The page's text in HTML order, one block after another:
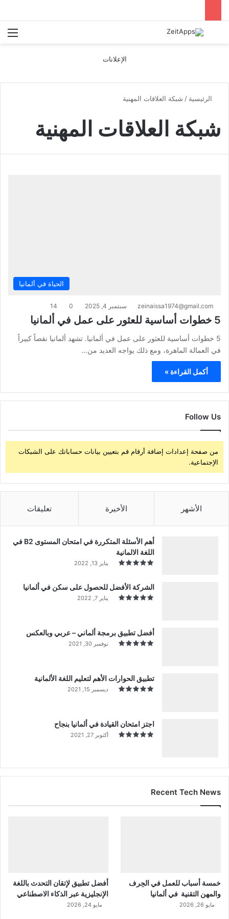
بحث عن
الإعلانات
الرئيسية / شبكة العلاقات المهنية
شبكة العلاقات المهنية
الحياة في ألمانيا
zeinaissa1974@gmail.com سبتمبر 4, 2025 0
14
5 خطوات أساسية للعثور على عمل في ألمانيا
5 خطوات أساسية للعثور على عمل في ألمانيا. تشهد ألمانيا نقصاً كبيراً
في العمالة الماهرة، ومع ذلك يواجه العديد من…
أكمل القراءة »
Follow Us
من صفحة إعدادات إضافة أرقام قم بتعيين بيانات حساباتك على الشبكات
الإجتماعية.
الأشهر الأخيرة تعليقات
أهم الأسئلة المتكررة في امتحان المستوى B2 في
اللغة الالمانية
يناير 13, 2022
الشركة الأفضل للحصول على سكن في ألمانيا
يناير 7, 2022
أفضل تطبيق برمجة ألماني – عربي وبالعكس
نوفمبر 30, 2021
تطبيق الحوارات الأهم لتعليم اللغة الألمانية
ديسمبر 15, 2021
اجتز امتحان القيادة في ألمانيا بنجاح
أكتوبر 27, 2021
Recent Tech News
خمسة أسباب للعمل في الحِرف
والمهن التقنية في ألمانيا
مايو 26, 2026
أفضل تطبيق لإتقان التحدث باللغة
الإنجليزية عبر الذكاء الاصطناعي
مايو 24, 2026